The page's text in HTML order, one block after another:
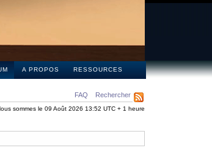
A PROPOS RESSOURCES
FAQ Rechercher
sommes le 09 Août 2026 13:52 UTC + 1 heure